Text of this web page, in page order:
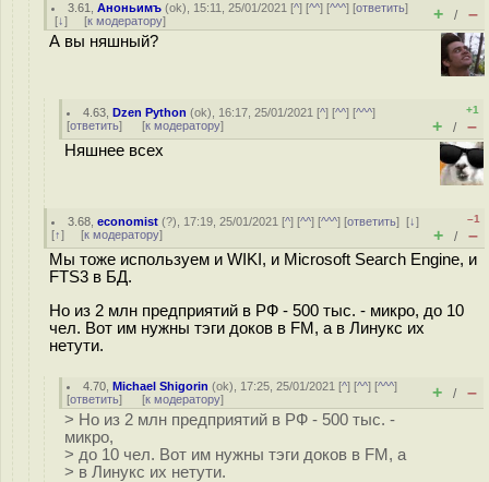
3.61 ,Аноньимъ (ok), 15:11, 25/01/2021 [^] [^^] [^^^] [ответить]
[↓] [к модератору] + / –
А вы няшный?
4.63 ,Dzen Python (ok), 16:17, 25/01/2021 [^] [^^] [^^^]
[ответить] [к модератору]
+1
+ / –
Няшнее всех
3.68 ,economist (?), 17:19, 25/01/2021 [^] [^^] [^^^] [ответить][↓]
[↑] [к модератору]
–1
+ / –
Мы тоже используем и WIKI, и Microsoft Search Engine, и
FTS3 в БД.
Но из 2 млн предприятий в РФ - 500 тыс. - микро, до 10
чел. Вот им нужны тэги доков в FM, а в Линукс их
нетути.
4.70 ,Michael Shigorin (ok), 17:25, 25/01/2021 [^] [^^] [^^^]
[ответить] [к модератору] + / –
> Но из 2 млн предприятий в РФ - 500 тыс. -
микро,
> до 10 чел. Вот им нужны тэги доков в FM, а
> в Линукс их нетути.